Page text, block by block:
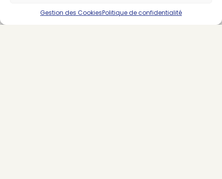
Gestion des CookiesPolitique de confidentialité